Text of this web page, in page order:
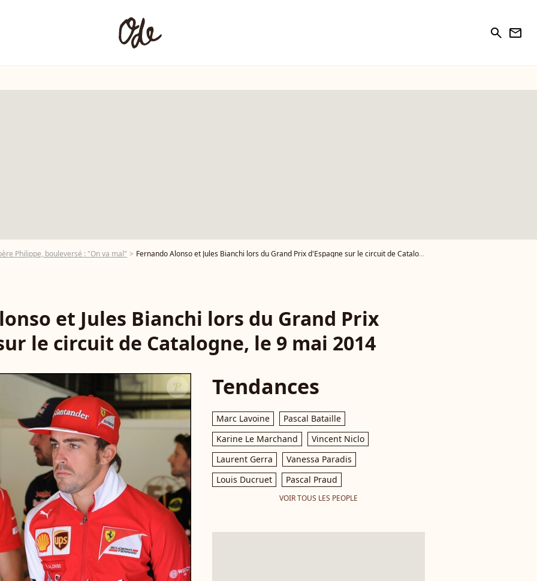
search newsletter
Philippe, bouleversé : "On va mal" Fernando Alonso et Jules Bianchi lors du Grand Prix d'Espagne sur le circuit de Catalogne, le 9 mai 2014 - Photo
et Jules Bianchi lors du Grand Prix
le circuit de Catalogne, le 9 mai 2014
Tendances
Marc Lavoine
Pascal Bataille
Karine Le Marchand
Vincent Niclo
Laurent Gerra
Vanessa Paradis
Louis Ducruet
Pascal Praud
VOIR TOUS LES PEOPLE